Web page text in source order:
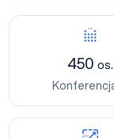
450 os.